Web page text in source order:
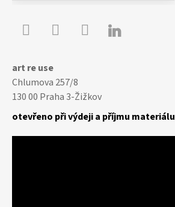

art re use
Chlumova 257/8
130 00 Praha 3-Žižkov
otevřeno při výdeji a příjmu materiálu